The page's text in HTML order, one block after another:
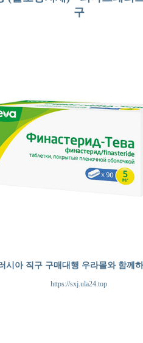
구
시아 직구 구매대행 우라몰와 함께
https://sxj.ula24.top